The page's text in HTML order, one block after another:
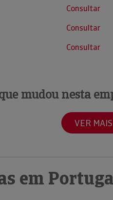
Consultar
Consultar
Consultar
mudou nesta
VER
em